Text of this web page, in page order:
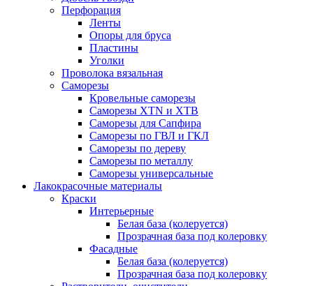
Перфорация
Ленты
Опоры для бруса
Пластины
Уголки
Проволока вязальная
Саморезы
Кровельные саморезы
Саморезы XTN и ХTB
Саморезы для Сапфира
Саморезы по ГВЛ и ГКЛ
Саморезы по дереву
Саморезы по металлу
Саморезы универсальные
Лакокрасочные материалы
Краски
Интерьерные
Белая база (колеруется)
Прозрачная база под колеровку
Фасадные
Белая база (колеруется)
Прозрачная база под колеровку